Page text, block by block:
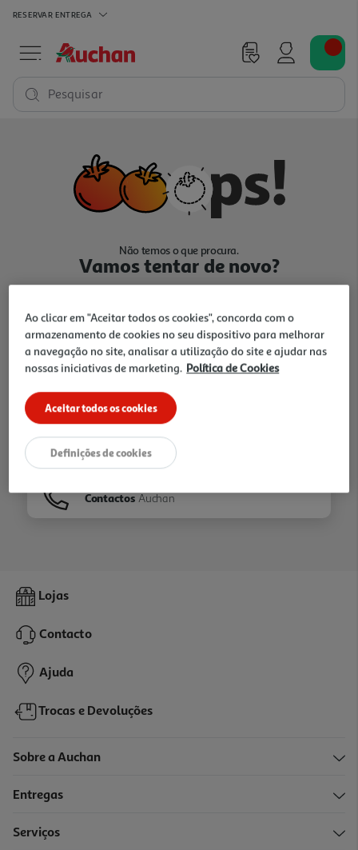
RESERVAR ENTREGA
Pesquisar
Não temos o que procura.
Vamos tentar de novo?
Ir para Homepage
Folhetos
Contactos Auchan
Lojas
Contacto
Ajuda
Trocas e Devoluções
Sobre a Auchan
Entregas
Serviços
Ao clicar em "Aceitar todos os cookies", concorda com o
armazenamento de cookies no seu dispositivo para melhorar
a navegação no site, analisar a utilização do site e ajudar nas
nossas iniciativas de marketing. Política de Cookies
Aceitar todos os cookies
Definições de cookies